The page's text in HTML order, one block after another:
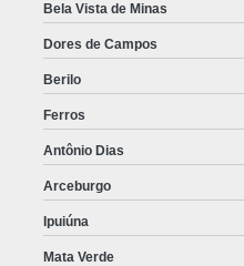
Bela Vista de Minas
Dores de Campos
Berilo
Ferros
Antônio Dias
Arceburgo
Ipuiúna
Mata Verde